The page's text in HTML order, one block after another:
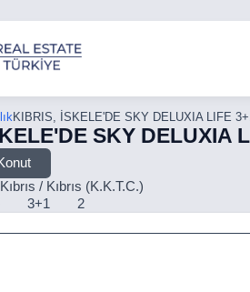
KIBRIS, İSKELE'DE SKY DELUXIA LIFE
SKY DELUXIA
/ Kıbrıs (K.K.T.C.)
3+1 2